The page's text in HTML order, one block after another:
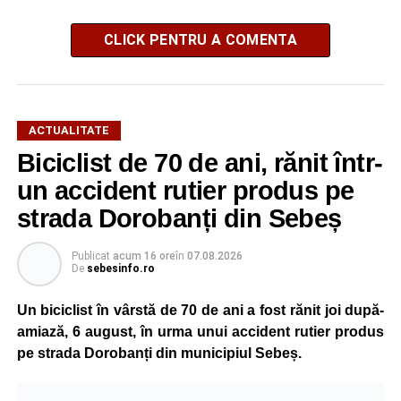
CLICK PENTRU A COMENTA
ACTUALITATE
Biciclist de 70 de ani, rănit într-
un accident rutier produs pe
strada Dorobanți din Sebeș
Publicat acum 16 oreîn 07.08.2026
De sebesinfo.ro
Un biciclist în vârstă de 70 de ani a fost rănit joi după-
amiază, 6 august, în urma unui accident rutier produs
pe strada Dorobanți din municipiul Sebeș.